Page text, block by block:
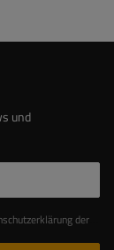
und
Kenntnis genommen habe